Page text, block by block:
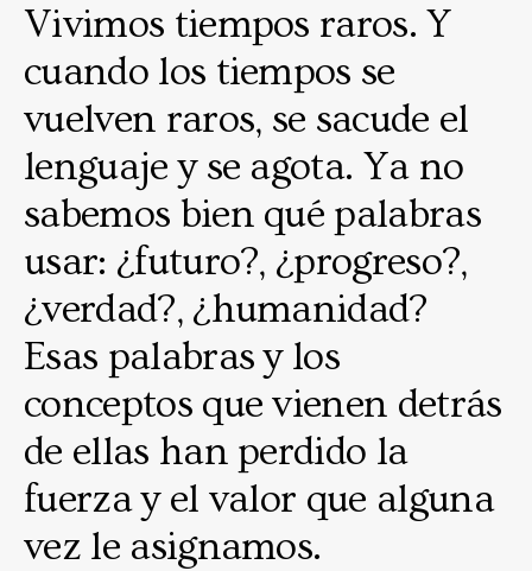
Vivimos tiempos raros. Y
cuando los tiempos se
vuelven raros, se sacude el
lenguaje y se agota. Ya no
sabemos bien qué palabras
usar: ¿futuro?, ¿progreso?,
¿verdad?, ¿humanidad?
Esas palabras y los
conceptos que vienen detrás
de ellas han perdido la
fuerza y el valor que alguna
vez le asignamos.